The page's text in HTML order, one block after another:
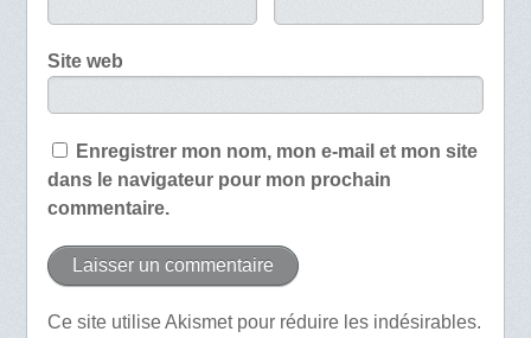
Site web
Enregistrer mon nom, mon e-mail et mon site
dans le navigateur pour mon prochain
commentaire.
Ce site utilise Akismet pour réduire les indésirables.